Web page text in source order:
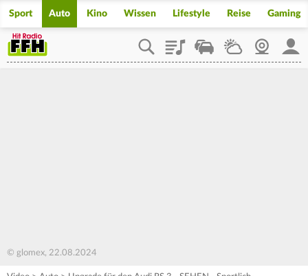
Sport Auto Kino Wissen Lifestyle Reise Gaming
PlaylistStaupilotWetterWebcam
© glomex, 22.08.2024